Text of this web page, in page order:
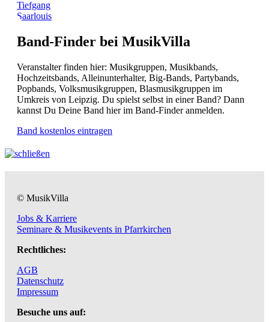
Tiefgang
Saarlouis
Band-Finder bei MusikVilla
Veranstalter finden hier: Musikgruppen, Musikbands,
Hochzeitsbands, Alleinunterhalter, Big-Bands, Partybands,
Popbands, Volksmusikgruppen, Blasmusikgruppen im
Umkreis von Leipzig. Du spielst selbst in einer Band? Dann
kannst Du Deine Band hier im Band-Finder anmelden.
Band kostenlos eintragen
© MusikVilla
Jobs & Karriere
Seminare & Musikevents in Pfarrkirchen
Rechtliches:
AGB
Datenschutz
Impressum
Besuche uns auf: